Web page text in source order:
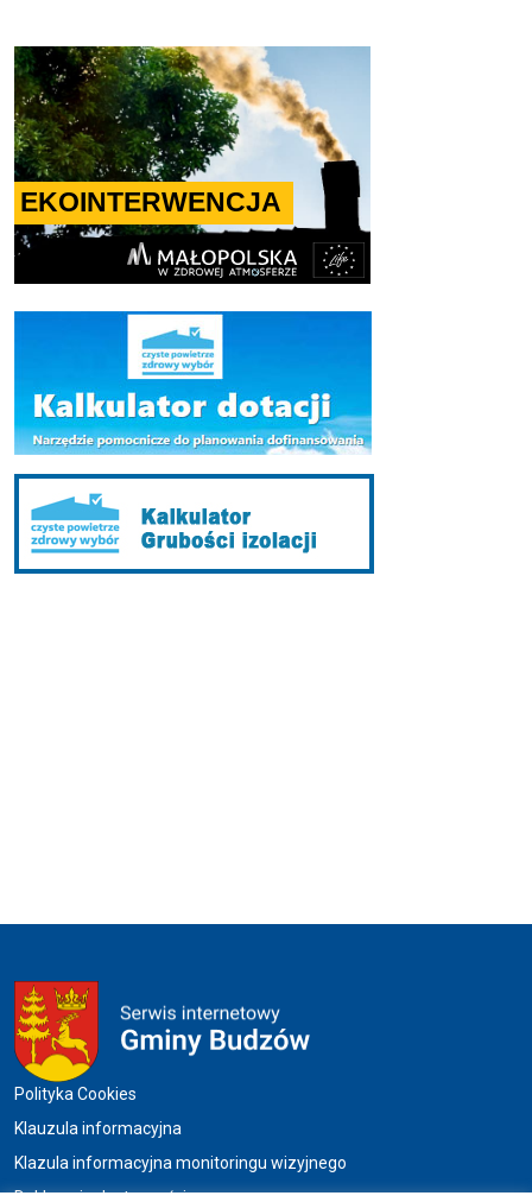
Menu w stopce
Polityka Cookies
Klauzula informacyjna
Klazula informacyjna monitoringu wizyjnego
Deklaracja dostępności